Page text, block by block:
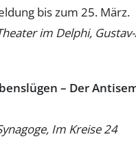
bis zum 25. März.
im Delphi,
– Der
Im Kreise 24